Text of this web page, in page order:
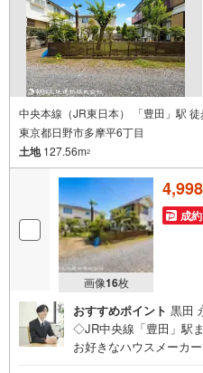
中央本線（JR東日本） 「豊田」駅
東京都日野市多摩平6丁目
土地127.56m2
画像16枚
成
おすすめポイント 黒田
◇JR中央線「豊田」駅
お好きなハウスメーカ